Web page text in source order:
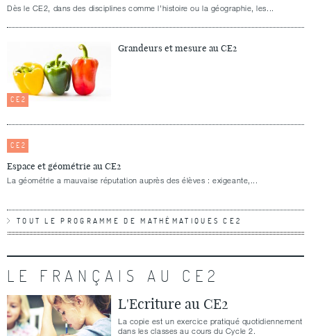
Dès le CE2, dans des disciplines comme l’histoire ou la géographie, les...
CE2
Grandeurs et mesure au CE2
CE2
Espace et géométrie au CE2
La géométrie a mauvaise réputation auprès des élèves : exigeante,...
TOUT LE PROGRAMME DE MATHÉMATIQUES CE2
LE FRANÇAIS AU CE2
L'Ecriture au CE2
La copie est un exercice pratiqué quotidiennement
dans les classes au cours du Cycle 2.